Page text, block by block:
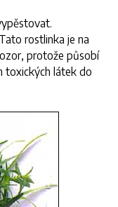
rostlinka je na
protože působí
toxických látek do